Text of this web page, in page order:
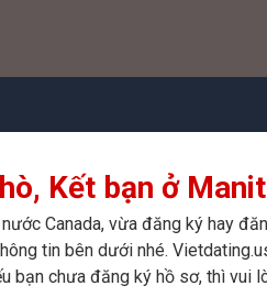
Kết bạn ở
Canada, vừa đăng ký hay
tin bên dưới nhé.
bạn chưa đăng ký hồ sơ, thì vui